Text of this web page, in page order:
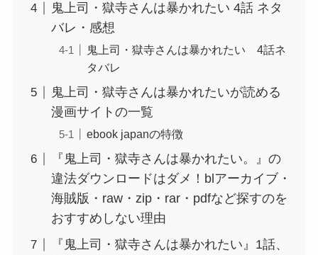
鬼上司・獄寺さんは暴かれたい 4話 ネタ
バレ・感想
鬼上司・獄寺さんは暴かれたい 4話ネ
タバレ
鬼上司・獄寺さんは暴かれたいが読める
漫画サイトの一覧
ebook japanの特徴
『鬼上司・獄寺さんは暴かれたい。』の
違法ダウンロードはダメ！blアーカイブ・
海賊版・raw・zip・rar・pdfなど探すのを
おすすめしない理由
『鬼上司・獄寺さんは暴かれたい』1話、